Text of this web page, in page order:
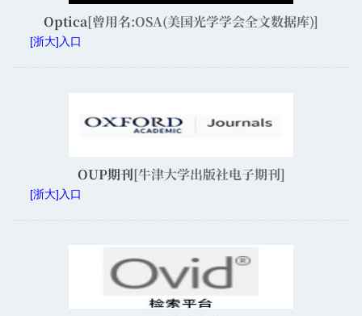
Optica[曾用名:OSA(美国光学学会全文数据库)]
[浙大]入口
OUP期刊[牛津大学出版社电子期刊]
[浙大]入口